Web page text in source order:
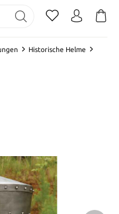
Historische Helme